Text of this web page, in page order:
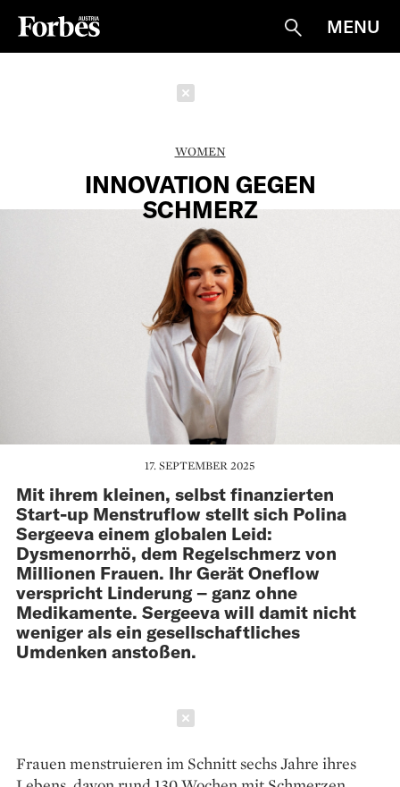
Suche
MENU
WOMEN
INNOVATION GEGEN
SCHMERZ
17. SEPTEMBER 2025
Mit ihrem kleinen, selbst finanzierten
Start-up Menstruflow stellt sich Polina
Sergeeva einem globalen Leid:
Dysmenorrhö, dem Regelschmerz von
Millionen Frauen. Ihr Gerät Oneflow
verspricht Linderung – ganz ohne
Medikamente. Sergeeva will damit nicht
weniger als ein gesellschaftliches
Umdenken anstoßen.
Frauen menstruieren im Schnitt sechs Jahre ihres